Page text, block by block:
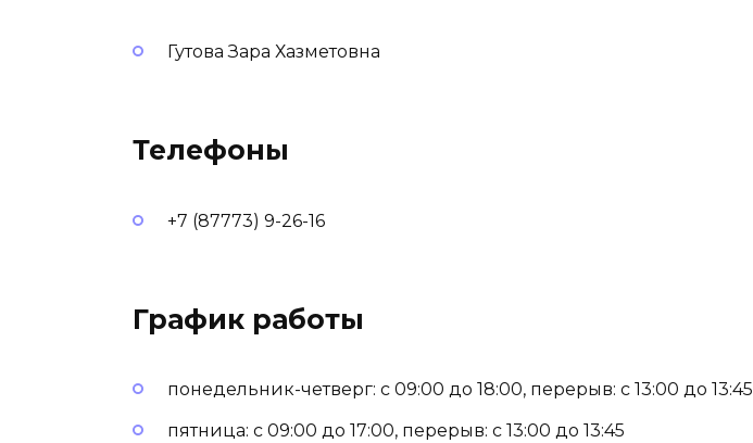
Гутова Зара Хазметовна
Телефоны
+7 (87773) 9-26-16
График работы
понедельник-четверг: с 09:00 до 18:00, перерыв: с 13:00 до 13:45
пятница: с 09:00 до 17:00, перерыв: с 13:00 до 13:45